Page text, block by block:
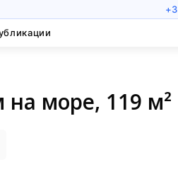
море, 119 м²